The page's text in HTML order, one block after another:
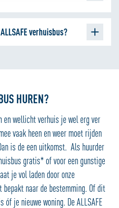
maken. We gebruiken
advertenties te
voor social media te
over je gebruik van onze site
€ 90 incl. 100 vrije
km.
€ 105 incl. 100 vrije kilometers,
voor 23:00 uur.
€ 15 per uur. Dit is excl.
verhuisbus?
dient deze eerst volgetankt
HUREN?
en wellicht verhuis je wel erg ver
vaak heen en weer moet rijden
is de een uitkomst. Als huurder
gratis* of voor een gunstige
je vol laden door onze
naar de bestemming. Of dit
óf je nieuwe woning. De ALLSAFE